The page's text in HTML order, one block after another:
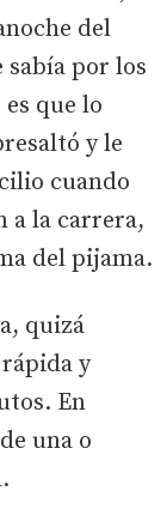
del
sabía por los
que lo
y le
cuando
a la carrera,
del pijama.
quizá
y
En
una o